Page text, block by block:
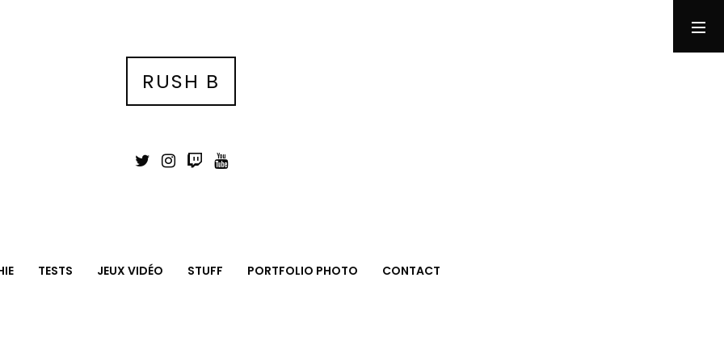
RUSH B
TESTS JEUX VIDÉO STUFF PORTFOLIO PHOTO CONTACTPhotographie